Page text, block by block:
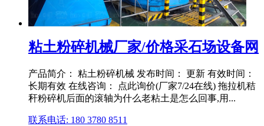
粘土粉碎机械厂家/价格采石场设备网
产品简介： 粘土粉碎机械 发布时间： 更新 有效时间：
长期有效 在线咨询： 点此询价(厂家7/24在线) 拖拉机秸
秆粉碎机后面的滚轴为什么老粘土是怎么回事,用...
联系电话: 180 3780 8511